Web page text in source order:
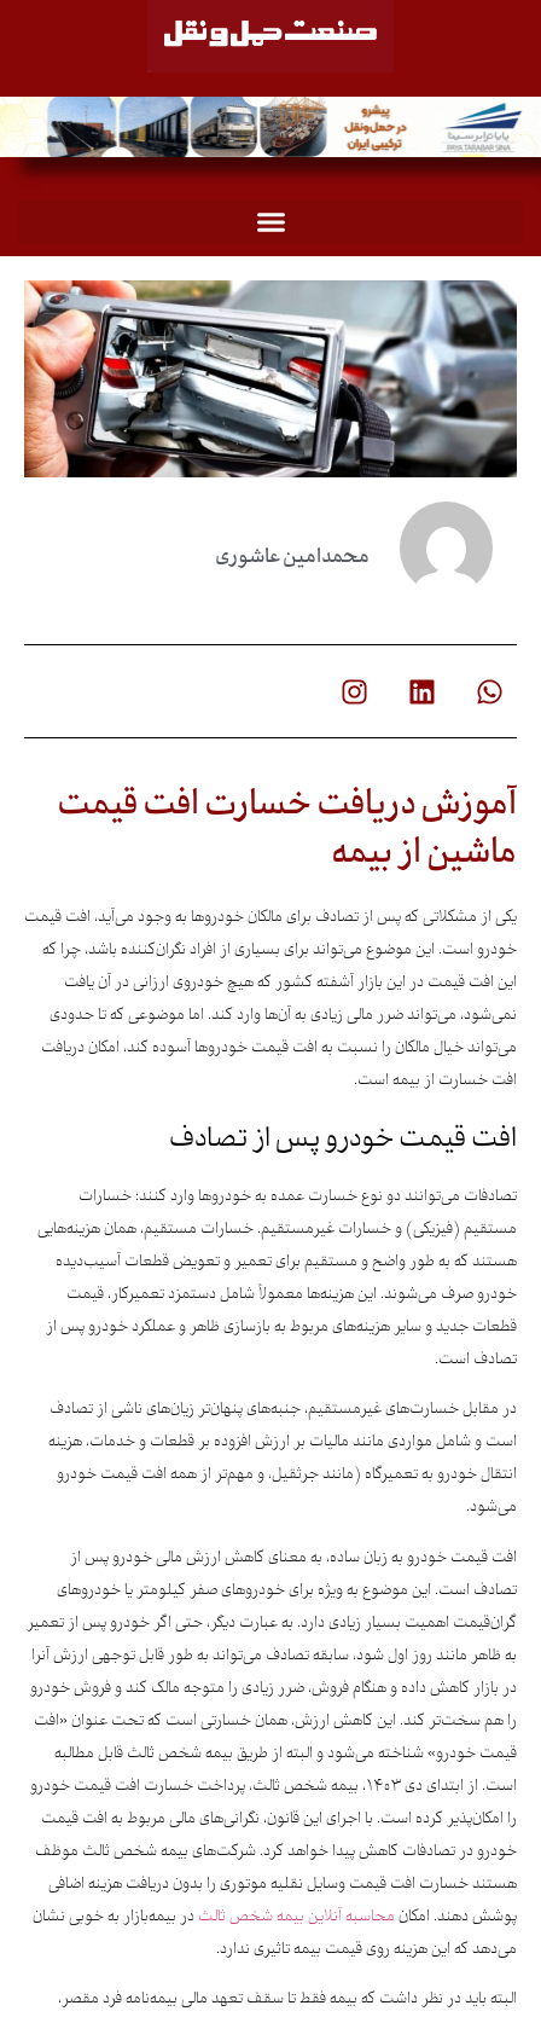
محمدامین عاشوری
آموزش دریافت خسارت افت قیمت
ماشین از بیمه
یکی از مشکلاتی که پس از تصادف برای مالکان خودروها به وجود می‌آید، افت قیمت
خودرو است. این موضوع می‌تواند برای بسیاری از افراد نگران‌کننده باشد، چرا که
این افت قیمت در این بازار آشفته کشور که هیچ خودروی ارزانی در آن یافت
نمی‌شود، می‌تواند ضرر مالی زیادی به آن‌ها وارد کند. اما موضوعی که تا حدودی
می‌تواند خیال مالکان را نسبت به افت قیمت خودروها آسوده کند، امکان دریافت
افت خسارت از بیمه است.
افت قیمت خودرو پس از تصادف
تصادفات می‌توانند دو نوع خسارت عمده به خودروها وارد کنند؛ خسارات
مستقیم (فیزیکی) و خسارات غیرمستقیم. خسارات مستقیم، همان هزینه‌هایی
هستند که به طور واضح و مستقیم برای تعمیر و تعویض قطعات آسیب‌دیده
خودرو صرف می‌شوند. این هزینه‌ها معمولاً شامل دستمزد تعمیرکار، قیمت
قطعات جدید و سایر هزینه‌های مربوط به بازسازی ظاهر و عملکرد خودرو پس از
تصادف است.
در مقابل خسارت‌های غیرمستقیم، جنبه‌های پنهان‌تر زیان‌های ناشی از تصادف
است و شامل مواردی مانند مالیات بر ارزش افزوده بر قطعات و خدمات، هزینه
انتقال خودرو به تعمیرگاه (مانند جرثقیل، و مهم‌تر از همه افت قیمت خودرو
می‌شود.
افت قیمت خودرو به زبان ساده، به معنای کاهش ارزش مالی خودرو پس از
تصادف است. این موضوع به ویژه برای خودروهای صفر کیلومتر یا خودروهای
گران‌قیمت اهمیت بسیار زیادی دارد. به عبارت دیگر، حتی اگر خودرو پس از تعمیر
به ظاهر مانند روز اول شود، سابقه تصادف می‌تواند به طور قابل توجهی ارزش آنرا
در بازار کاهش داده و هنگام فروش، ضرر زیادی را متوجه مالک کند و فروش خودرو
را هم سخت‌تر کند. این کاهش ارزش، همان خسارتی است که تحت عنوان «افت
قیمت خودرو» شناخته می‌شود و البته از طریق بیمه شخص ثالث قابل مطالبه
است. از ابتدای دی ۱۴۰۳، بیمه شخص ثالث، پرداخت خسارت افت قیمت خودرو
را امکان‌پذیر کرده است. با اجرای این قانون، نگرانی‌های مالی مربوط به افت قیمت
خودرو در تصادفات کاهش پیدا خواهد کرد. شرکت‌های بیمه شخص ثالث موظف
هستند خسارت افت قیمت وسایل نقلیه موتوری را بدون دریافت هزینه اضافی
پوشش دهند. امکان محاسبه آنلاین بیمه شخص ثالث در بیمه‌بازار به خوبی نشان
می‌دهد که این هزینه روی قیمت بیمه تاثیری ندارد.
البته باید در نظر داشت که بیمه فقط تا سقف تعهد مالی بیمه‌نامه فرد مقصر،